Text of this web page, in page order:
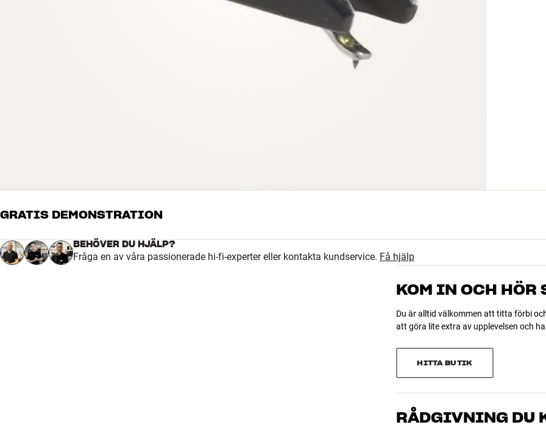
GRATIS DEMONSTRATION
BEHÖVER DU HJÄLP?
Fråga en av våra passionerade hi-fi-experter eller kontakta kundservice. Få hjälp
KOM IN OCH HÖR
Du är alltid välkommen att titta förbi
att göra lite extra av upplevelsen och
HITTA BUTIK
RÅDGIVNING DU